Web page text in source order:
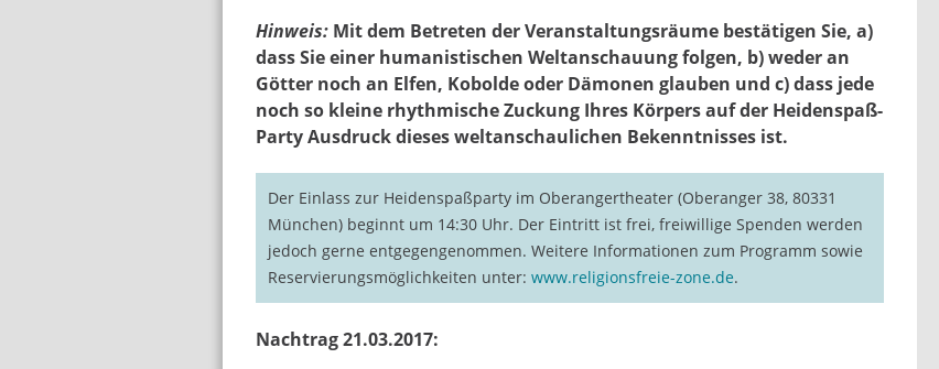
Hinweis:Mit dem Betreten der Veranstaltungsräume bestätigen Sie, a)
dass Sie einer humanistischen Weltanschauung folgen, b) weder an
Götter noch an Elfen, Kobolde oder Dämonen glauben und c) dass jede
noch so kleine rhythmische Zuckung Ihres Körpers auf der Heidenspaß-
Party Ausdruck dieses weltanschaulichen Bekenntnisses ist.
Der Einlass zur Heidenspaßparty im Oberangertheater (Oberanger 38, 80331
München) beginnt um 14:30 Uhr. Der Eintritt ist frei, freiwillige Spenden werden
jedoch gerne entgegengenommen. Weitere Informationen zum Programm sowie
Reservierungsmöglichkeiten unter:www.religionsfreie-zone.de.
Nachtrag 21.03.2017: